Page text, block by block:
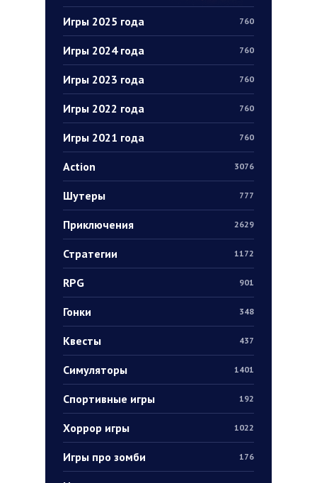
Игры 2025 года 760
Игры 2024 года 760
Игры 2023 года 760
Игры 2022 года 760
Игры 2021 года 760
Action 3076
Шутеры 777
Приключения 2629
Стратегии 1172
RPG 901
Гонки 348
Квесты 437
Симуляторы 1401
Спортивные игры 192
Хоррор игры 1022
Игры про зомби 176